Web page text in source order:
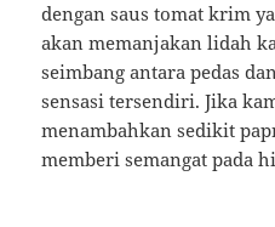
dengan saus tomat krim
akan memanjakan lidah
seimbang antara pedas
sensasi tersendiri. Jika
menambahkan sedikit
memberi semangat pada